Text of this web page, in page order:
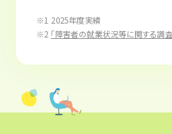
※1 2025年度実績
※2 「障害者の就業状況等に関する調査